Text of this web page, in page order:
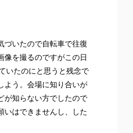
づいたので自転車で往復
像を撮るのですがこの日
いたのにと思うと残念で
よう。会場に知り合いが
が知らない方でしたので
いはできませんし、した